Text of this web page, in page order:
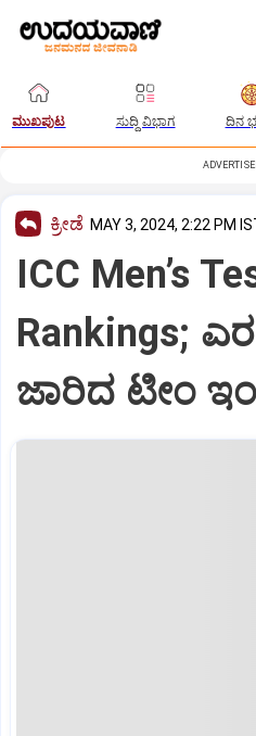
ಮುಖಪುಟ ಸುದ್ದಿ ವಿಭಾಗ ದಿನ
ಕ್ರೀಡೆ MAY 3, 2024, 2:22 PM
ICC Men’s
Rankings;
ಜಾರಿದ ಟೀಂ